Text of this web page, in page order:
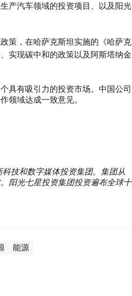
产汽车领域的投资项目、以及阳光
策，在哈萨克斯坦实施的《哈萨克
实现碳中和的政策以及阿斯塔纳金
具有吸引力的投资市场。中国公司
领域达成一致意见。
技和数字媒体投资集团。集团从
阳光七星投资集团投资遍布全球十
能源